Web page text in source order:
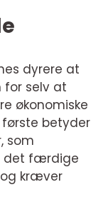
dyrere at
for selv at
økonomiske
betyder
som
det færdige
kræver